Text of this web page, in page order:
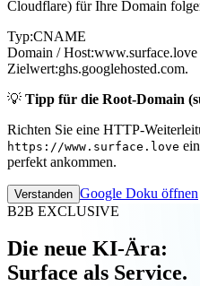
Cloudflare) für Ihre Domain
Typ:CNAME
Domain / Host:www.surface.love
Zielwert:ghs.googlehosted.com.
💡 Tipp für die Root-Domain
Richten Sie eine HTTP-
https://www.surface.love
perfekt ankommen.
Verstanden Google Doku öffnen
B2B EXCLUSIVE
Die neue KI-Ära:
Surface als Service.